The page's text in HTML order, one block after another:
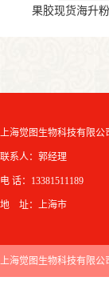
果胶现货海升
上海觉图生物科技有限公
联系人：郭经理
电 话：13381511189
地 址：上海市
上海觉图生物科技有限公